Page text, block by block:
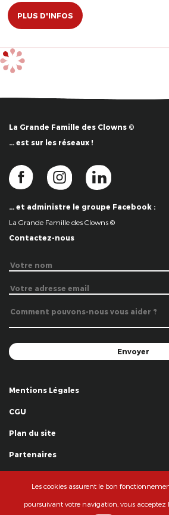
PLUS D'INFOS
La Grande Famille des Clowns ©
… est sur les réseaux !
… et administre le groupe Facebook :
La Grande Famille des Clowns ©
Contactez-nous
Mentions Légales
CGU
Plan du site
Partenaires
© La Grande Famille des Clowns - 2018
Les cookies assurent le bon
poursuivant votre navigation, vous acceptez